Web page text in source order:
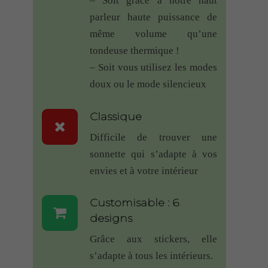
hésite longtemps avant de me
lancer. La solution de la sonnette
sans pile est au top,
synchronisation avec le carillon :
rien à faire, au top.
du produit est sympa. Le prix est
mais on sent qu’il y a eu de la
sûr que la sonnette fonctionne
longtemps !
J’avais un doute sur le
je n’avais pas le choix que de
parleur haute puissance de
même volume qu’une
tondeuse thermique !
– Soit vous utilisez les modes
doux ou le mode silencieux
Classique
Difficile de trouver une
sonnette qui s’adapte à vos
envies et à votre intérieur
Customisable : 6
designs
Grâce aux stickers, elle
s’adapte à tous les intérieurs.